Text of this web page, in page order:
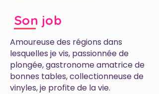
Son job
Amoureuse des régions dans
lesquelles je vis, passionnée de
plongée, gastronome amatrice de
bonnes tables, collectionneuse de
vinyles, je profite de la vie.